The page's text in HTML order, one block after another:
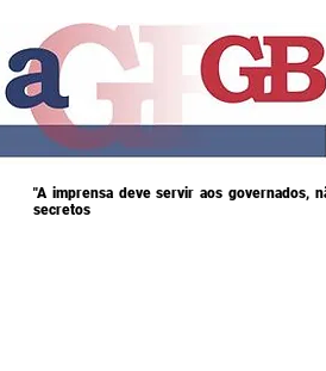
"A imprensa deve servir aos governados,
secretos